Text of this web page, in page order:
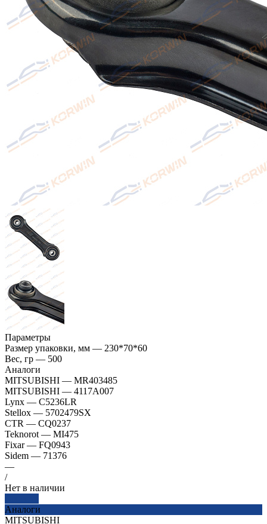
Параметры
Размер упаковки, мм — 230*70*60
Вес, гр — 500
Аналоги
MITSUBISHI — MR403485
MITSUBISHI — 4117A007
Lynx — C5236LR
Stellox — 5702479SX
CTR — CQ0237
Teknorot — MI475
Fixar — FQ0943
Sidem — 71376
—
/
Нет в наличии
Аналоги
MITSUBISHI